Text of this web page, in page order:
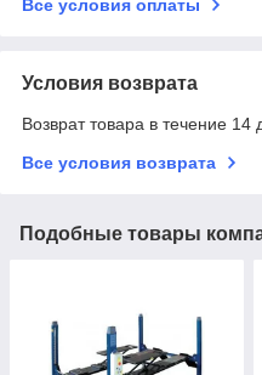
Все условия оплаты
Условия возврата
Возврат товара в течение 14
Все условия возврата
Подобные товары